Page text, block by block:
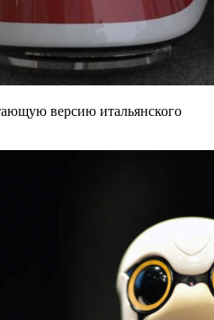
версию итальянского